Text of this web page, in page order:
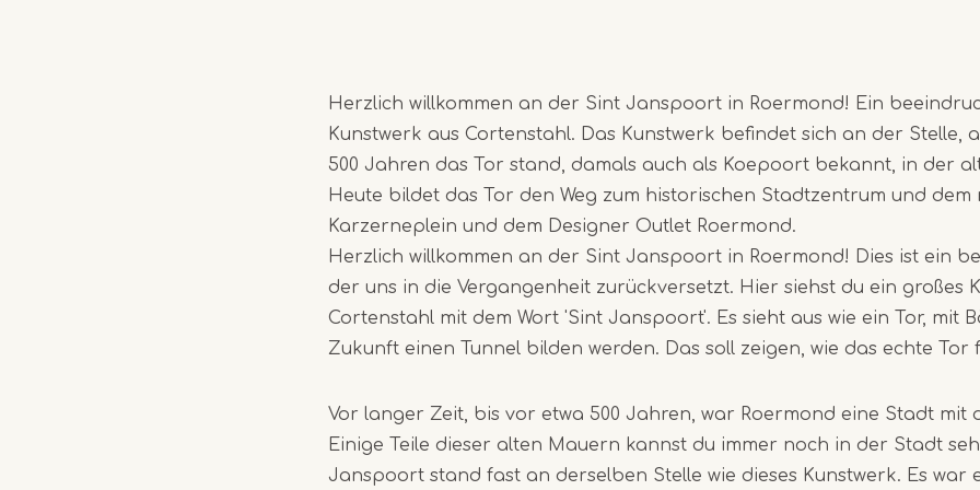
Herzlich willkommen an der Sint Janspoort in Roermond! Ein
Kunstwerk aus Cortenstahl. Das Kunstwerk befindet sich an der Stelle,
500 Jahren das Tor stand, damals auch als Koepoort bekannt, in der
Heute bildet das Tor den Weg zum historischen Stadtzentrum und dem
Karzerneplein und dem Designer Outlet Roermond.
Herzlich willkommen an der Sint Janspoort in Roermond! Dies ist ein
der uns in die Vergangenheit zurückversetzt. Hier siehst du ein großes
Cortenstahl mit dem Wort 'Sint Janspoort'. Es sieht aus wie ein Tor, mit
Zukunft einen Tunnel bilden werden. Das soll zeigen, wie das echte Tor
Vor langer Zeit, bis vor etwa 500 Jahren, war Roermond eine Stadt mit
Einige Teile dieser alten Mauern kannst du immer noch in der Stadt
Janspoort stand fast an derselben Stelle wie dieses Kunstwerk. Es war